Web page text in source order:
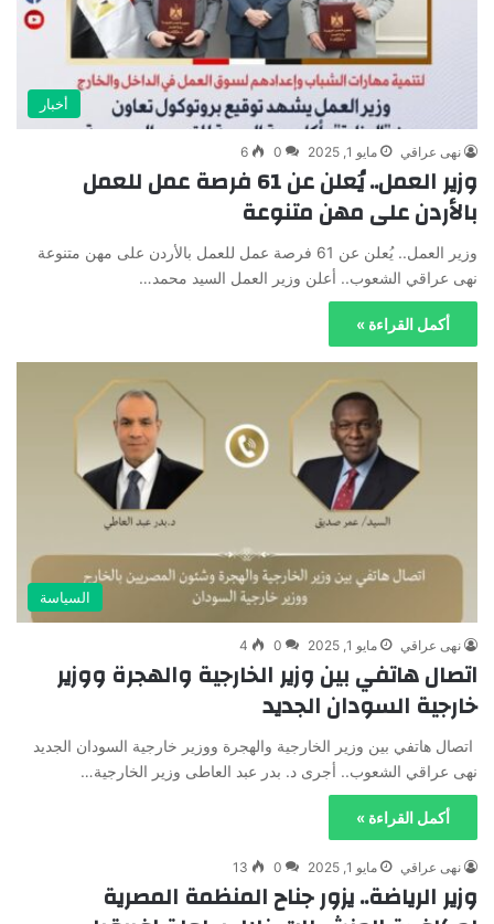
أخبار
نهى عراقي مايو 1, 2025 0
6
وزير العمل.. يُعلن عن 61 فرصة عمل للعمل
بالأردن على مهن متنوعة
وزير العمل.. يُعلن عن 61 فرصة عمل للعمل بالأردن على مهن متنوعة
نهى عراقي الشعوب.. أعلن وزير العمل السيد محمد…
أكمل القراءة »
السياسة
نهى عراقي مايو 1, 2025 0
4
اتصال هاتفي بين وزير الخارجية والهجرة ووزير
خارجية السودان الجديد
اتصال هاتفي بين وزير الخارجية والهجرة ووزير خارجية السودان الجديد
نهى عراقي الشعوب.. أجرى د. بدر عبد العاطى وزير الخارجية…
أكمل القراءة »
نهى عراقي مايو 1, 2025 0
13
وزير الرياضة.. يزور جناح المنظمة المصرية